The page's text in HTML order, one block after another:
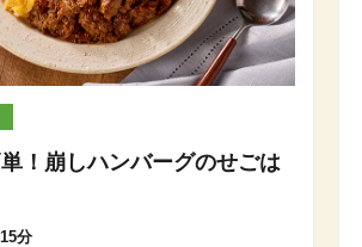
！崩しハンバーグのせごは
15分